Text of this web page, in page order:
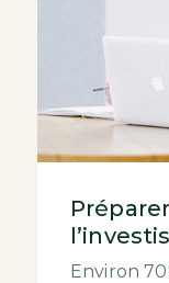
Environ